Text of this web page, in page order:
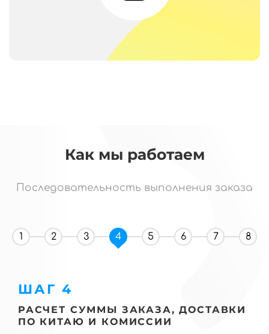
Как мы работаем
Последовательность выполнения заказа
1 2 3 4 5 6 7 8
ШАГ 4
РАСЧЕТ СУММЫ ЗАКАЗА, ДОСТАВКИ
ПО КИТАЮ И КОМИССИИ